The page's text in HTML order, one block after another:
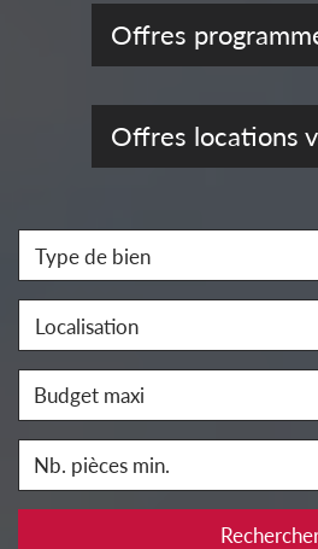
Offres
Offres locations
Type de bien
Localisation